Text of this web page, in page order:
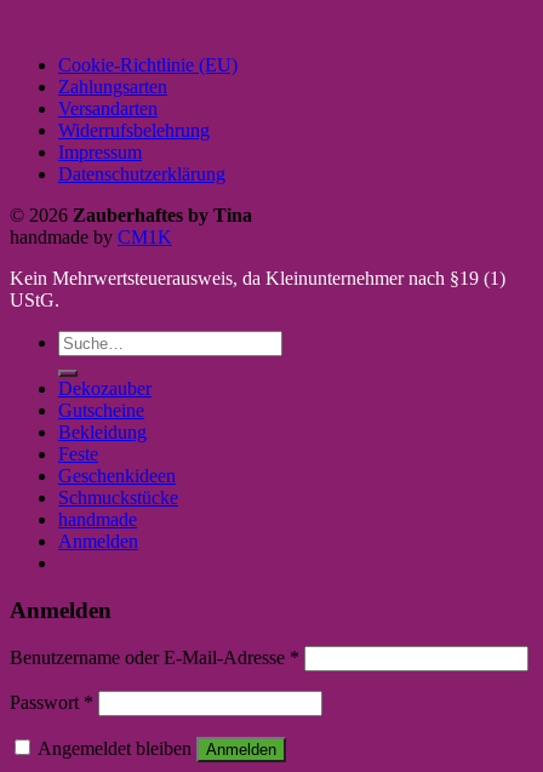
Cookie-Richtlinie (EU)
Zahlungsarten
Versandarten
Widerrufsbelehrung
Impressum
Datenschutzerklärung
© 2026 Zauberhaftes by Tina
handmade by CM1K
Kein Mehrwertsteuerausweis, da Kleinunternehmer nach §19 (1)
UStG.
Suche
nach:
Dekozauber
Gutscheine
Bekleidung
Feste
Geschenkideen
Schmuckstücke
handmade
Anmelden
Anmelden
Benutzername oder E-Mail-Adresse *
Passwort *
Angemeldet bleiben Anmelden